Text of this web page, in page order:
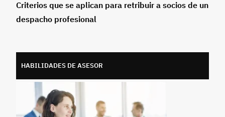
Criterios que se aplican para retribuir a socios de un
despacho profesional
HABILIDADES DE ASESOR